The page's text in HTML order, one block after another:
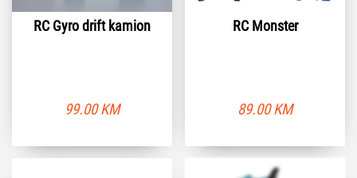
RC Gyro drift kamion
99.00KM
RC Monster
89.00KM